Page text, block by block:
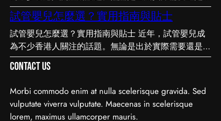
己；其次，資訊來源是否可靠同樣關鍵。如有任何疑
問，諮詢相關範疇的專業人士，往往能得到更貼合個人
需要的建議。 聰明選擇的方法 幾個簡單的方法，能幫
你少走冤枉路：先設定清晰的目標與預算、收集足夠的
資料再比較，以及保留彈性以應對變化。把這些習慣養
成，做選擇時自然更得心應手。 因應需要選擇 不同的
情境，對簿記服務的要求也不一樣。先想清楚自己最常
遇到的情況與優先考量，再作選擇，就能避免買了用不
上、或選了不合適的尷尬，讓每一分付出都用得其所。
趣，先對它有基本認識，都有助我們作出更明智的決
定。這篇文章會從不同角度，和大家分享關於腳腫 解
決的實用資訊。 它的重要性 認真了解腳腫 解決的好處
顯而易見：當你清楚自己面對的選擇與條件，便更容易
避開常見的陷阱，把時間與資源花在真正合適的地方，
這也是做足功課的價值所在。 事前要留意甚麼 在做決
定之前，有幾點值得特別留意。首先，每個人的情況不
盡相同，適合別人的未必適合自己；其次，資訊來源是
否可靠同樣關鍵。如有任何疑問，諮詢相關範疇的專業
試管嬰兒怎麼選？實用指南與貼士
試管嬰兒怎麼選？實用指南與貼士 近年，試管嬰兒成
為不少香港人關注的話題。無論是出於實際需要還是興
趣，先對它有基本認識，都有助我們作出更明智的決
定。這篇文章會從不同角度，和大家分享關於試管嬰兒
的實用資訊。 它的重要性 認真了解試管嬰兒的好處顯
而易見：當你清楚自己面對的選擇與條件，便更容易避
開常見的陷阱，把時間與資源花在真正合適的地方，這
Contact Us
Morbi commodo enim at nulla scelerisque gravida. Sed
vulputate viverra vulputate. Maecenas in scelerisque
lorem, maximus ullamcorper mauris.